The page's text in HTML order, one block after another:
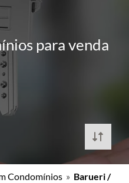
para venda
Condomínios » Barueri /